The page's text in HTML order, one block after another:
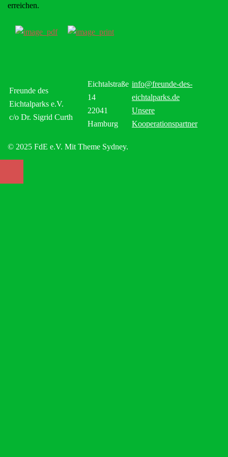
erreichen.
Freunde des
Eichtalparks e.V.
c/o Dr. Sigrid Curth
Eichtalstraße
14
22041
Hamburg
info@freunde-des-
eichtalparks.de
Unsere
Kooperationspartner
© 2025 FdE e.V. Mit Theme Sydney.